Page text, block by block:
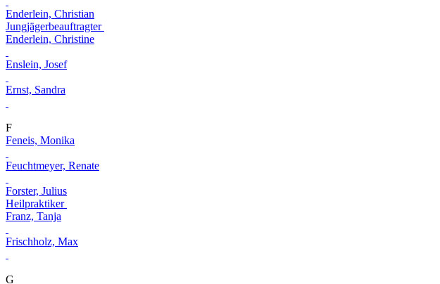
Enderlein, Christian
Jungjägerbeauftragter
Enderlein, Christine
Enslein, Josef
Ernst, Sandra
F
Feneis, Monika
Feuchtmeyer, Renate
Forster, Julius
Heilpraktiker
Franz, Tanja
Frischholz, Max
G